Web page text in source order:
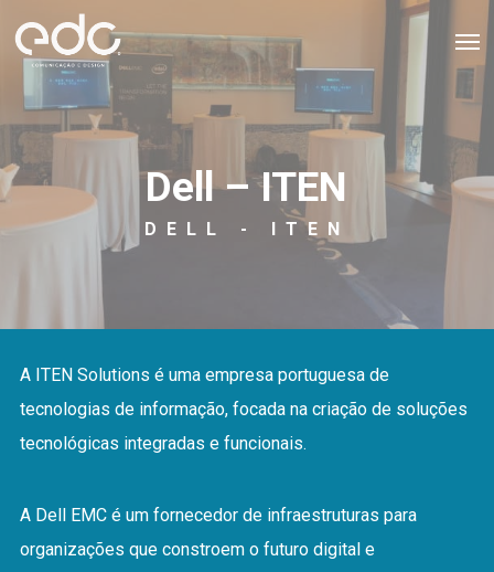
content
Dell – ITEN
DELL - ITEN
A ITEN Solutions é uma empresa portuguesa de
tecnologias de informação, focada na criação de soluções
tecnológicas integradas e funcionais.
A Dell EMC é um fornecedor de infraestruturas para
organizações que constroem o futuro digital e